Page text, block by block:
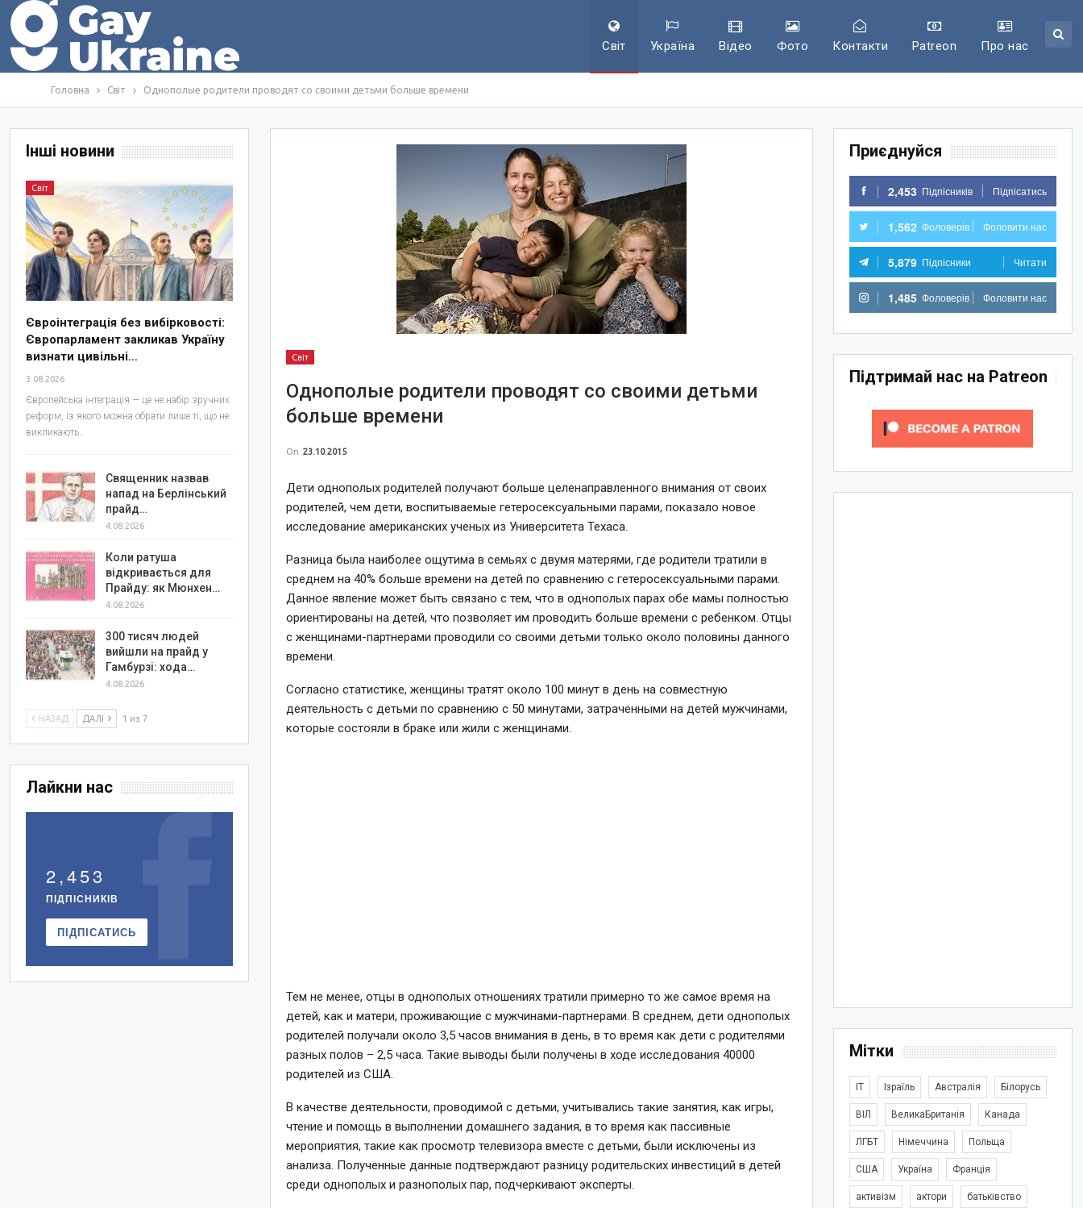
Світ Україна Відео Фото Контакти Patreon Про нас
Головна Світ Однополые родители проводят со своими детьми больше времени
Світ
Однополые родители проводят со своими детьми
больше времени
On 23.10.2015
Дети однополых родителей получают больше целенаправленного внимания от своих
родителей, чем дети, воспитываемые гетеросексуальными парами, показало новое
исследование американских ученых из Университета Техаса.
Разница была наиболее ощутима в семьях с двумя матерями, где родители тратили в
среднем на 40% больше времени на детей по сравнению с гетеросексуальными парами.
Данное явление может быть связано с тем, что в однополых парах обе мамы полностью
ориентированы на детей, что позволяет им проводить больше времени с ребенком. Отцы
с женщинами-партнерами проводили со своими детьми только около половины данного
времени.
Согласно статистике, женщины тратят около 100 минут в день на совместную
деятельность с детьми по сравнению с 50 минутами, затраченными на детей мужчинами,
которые состояли в браке или жили с женщинами.
Тем не менее, отцы в однополых отношениях тратили примерно то же самое время на
детей, как и матери, проживающие с мужчинами-партнерами. В среднем, дети однополых
родителей получали около 3,5 часов внимания в день, в то время как дети с родителями
разных полов – 2,5 часа. Такие выводы были получены в ходе исследования 40000
родителей из США.
В качестве деятельности, проводимой с детьми, учитывались такие занятия, как игры,
чтение и помощь в выполнении домашнего задания, в то время как пассивные
мероприятия, такие как просмотр телевизора вместе с детьми, были исключены из
анализа. Полученные данные подтверждают разницу родительских инвестиций в детей
среди однополых и разнополых пар, подчеркивают эксперты.
Приєднуйся
2,453 Підпісників Підпісатись
1,562 Фоловерів Фоловити нас
5,879 Підпісники Читати
1,485 Фоловерів Фоловити нас
Підтримай нас на Patreon
Мітки
IT Ізраїль Австралія Білорусь
ВІЛ ВеликаБританія Канада
ЛГБТ Німеччина Польща
США Україна Франція
активізм актори батьківство
Інші новини
Світ
Євроінтеграція без вибірковості:
Європарламент закликав Україну
визнати цивільні…
3.08.2026
Європейська інтеграція — це не набір зручних
реформ, із якого можна обрати лише ті, що не
викликають…
Священник назвав
напад на Берлінський
прайд…
4.08.2026
Коли ратуша
відкривається для
Прайду: як Мюнхен…
4.08.2026
300 тисяч людей
вийшли на прайд у
Гамбурзі: хода…
4.08.2026
НАЗАД ДАЛІ 1 из 7
Лайкни нас
2,453
ПІДПІСНИКІВ
ПІДПІСАТИСЬ